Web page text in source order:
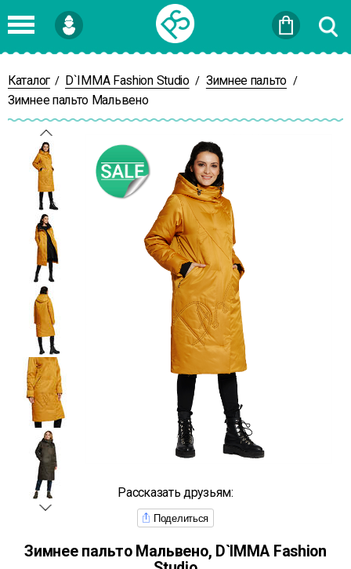
Войти
Каталог / D`IMMA Fashion Studio / Зимнее пальто /
Зимнее пальто Мальвено
Рассказать друзьям:
Поделиться
Зимнее пальто Мальвено, D`IMMA Fashion